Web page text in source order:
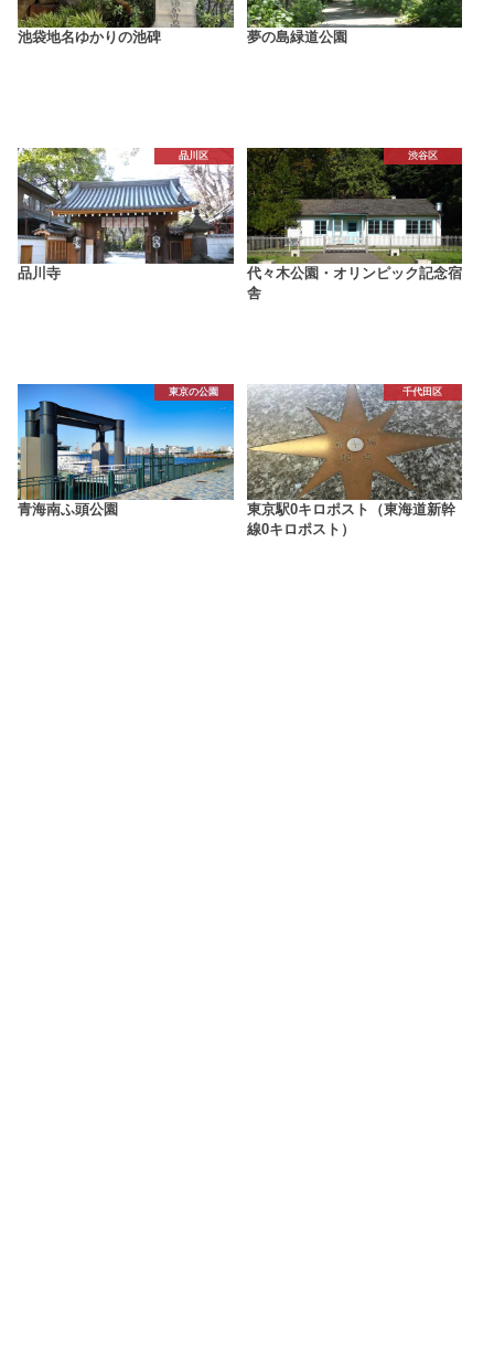
池袋地名ゆかりの池碑 夢の島緑道公園
品川区
品川寺
渋谷区
代々木公園・オリンピック記念宿
舎
東京の公園
青海南ふ頭公園
千代田区
東京駅0キロポスト（東海道新幹
線0キロポスト）